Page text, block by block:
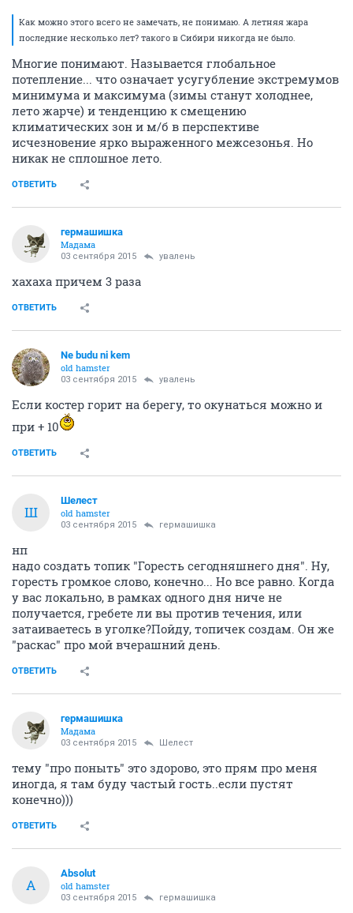
Как можно этого всего не замечать, не понимаю. А летняя жара
последние несколько лет? такого в Сибири никогда не было.
Многие понимают. Называется глобальное
потепление... что означает усугубление экстремумов
минимума и максимума (зимы станут холоднее,
лето жарче) и тенденцию к смещению
климатических зон и м/б в перспективе
исчезновение ярко выраженного межсезонья. Но
никак не сплошное лето.
ОТВЕТИТЬ
гермашишка
Мадама
03 сентября 2015 увалень
хахаха причем 3 раза
ОТВЕТИТЬ
Ne budu ni kem
old hamster
03 сентября 2015 увалень
Если костер горит на берегу, то окунаться можно и
при + 10
ОТВЕТИТЬ
Ш
Шелест
old hamster
03 сентября 2015 гермашишка
нп
надо создать топик "Горесть сегодняшнего дня". Ну,
горесть громкое слово, конечно... Но все равно. Когда
у вас локально, в рамках одного дня ниче не
получается, гребете ли вы против течения, или
затаиваетесь в уголке?Пойду, топичек создам. Он же
"раскас" про мой вчерашний день.
ОТВЕТИТЬ
гермашишка
Мадама
03 сентября 2015 Шелест
тему "про поныть" это здорово, это прям про меня
иногда, я там буду частый гость..если пустят
конечно)))
ОТВЕТИТЬ
A
Absolut
old hamster
03 сентября 2015 гермашишка